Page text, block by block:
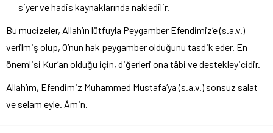
siyer ve hadis kaynaklarında nakledilir.
Bu mucizeler, Allah’ın lütfuyla Peygamber Efendimiz’e (s.a.v.)
verilmiş olup, O’nun hak peygamber olduğunu tasdik eder. En
önemlisi Kur’an olduğu için, diğerleri ona tâbi ve destekleyicidir.
Allah’ım, Efendimiz Muhammed Mustafa’ya (s.a.v.) sonsuz salat
ve selam eyle. Âmin.